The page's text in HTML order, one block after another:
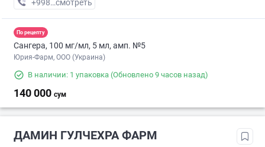
+998 (90) XXX-XX-XX
смотреть
По рецепту
Сангера, 100 мг/мл, 5 мл, амп. №5
Юрия-Фарм, ООО (Украина)
В наличии: 1 упаковка (Обновлено 9 часов назад)
140 000 сум
ДАМИН ГУЛЧЕХРА ФАРМ